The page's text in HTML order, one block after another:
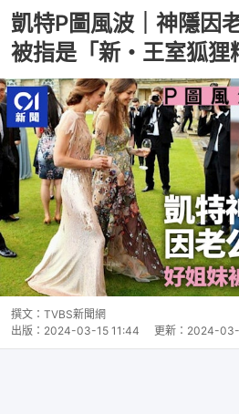
凱特P圖風波｜神隱因
被指是「新・王室狐狸
撰文： TVBS新聞網
出版： 2024-03-15 11:44 更新： 2024-03-